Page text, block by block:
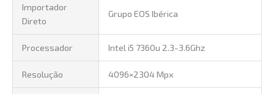
Importador
Direto
Grupo EOS Ibérica
Processador Intel i5 7360u 2.3-3.6Ghz
Resolução 4096×2304 Mpx